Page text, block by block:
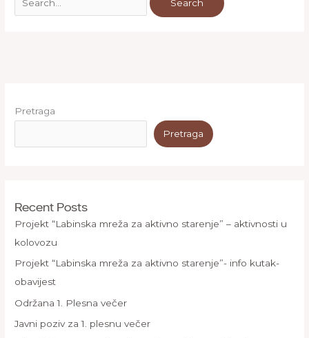
Pretraga
Pretraga
Recent Posts
Projekt “Labinska mreža za aktivno starenje” – aktivnosti u
kolovozu
Projekt “Labinska mreža za aktivno starenje”- info kutak-
obavijest
Održana 1. Plesna večer
Javni poziv za 1. plesnu večer